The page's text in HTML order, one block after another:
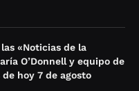
«Noticias de la
O’Donnell y equipo de
de hoy 7 de agosto